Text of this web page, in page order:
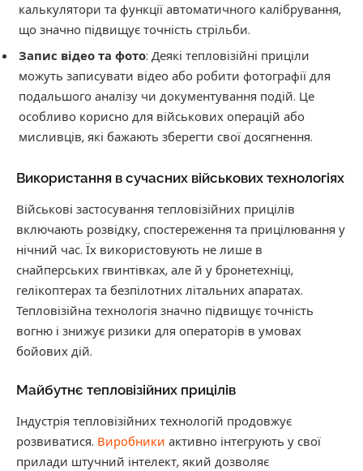
калькулятори та функції автоматичного калібрування,
що значно підвищує точність стрільби.
Запис відео та фото: Деякі тепловізійні приціли
можуть записувати відео або робити фотографії для
подальшого аналізу чи документування подій. Це
особливо корисно для військових операцій або
мисливців, які бажають зберегти свої досягнення.
Використання в сучасних військових технологіях
Військові застосування тепловізійних прицілів
включають розвідку, спостереження та прицілювання у
нічний час. Їх використовують не лише в
снайперських гвинтівках, але й у бронетехніці,
гелікоптерах та безпілотних літальних апаратах.
Тепловізійна технологія значно підвищує точність
вогню і знижує ризики для операторів в умовах
бойових дій.
Майбутнє тепловізійних прицілів
Індустрія тепловізійних технологій продовжує
розвиватися. Виробники активно інтегрують у свої
прилади штучний інтелект, який дозволяє